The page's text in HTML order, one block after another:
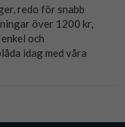
redo för snabb
över 1200 kr,
och
idag med våra